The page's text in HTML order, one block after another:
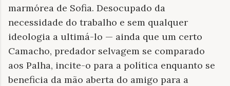
marmórea de Sofia. Desocupado da
necessidade do trabalho e sem qualquer
ideologia a ultimá-lo — ainda que um certo
Camacho, predador selvagem se comparado
aos Palha, incite-o para a política enquanto se
beneficia da mão aberta do amigo para a